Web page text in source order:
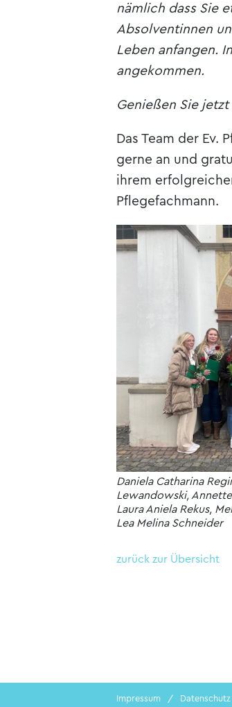
nämlich dass Sie
Absolventinnen
Leben anfangen.
angekommen.
Genießen Sie
Das Team der Ev.
gerne an und
ihrem
Pflegefachmann.
Daniela Catharina
Lewandowski,
Laura Aniela Rekus,
Lea Melina Schneider
zurück zur Übersicht
Impressum Datenschutz